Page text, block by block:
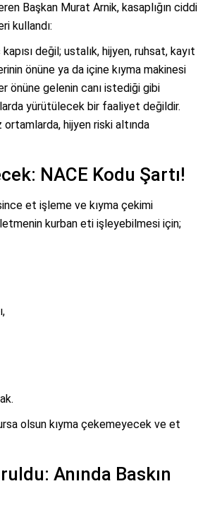
Başkan Murat Arnik, kasaplığın ciddi
kullandı:
değil; ustalık, hijyen, ruhsat, kayıt
önüne ya da içine kıyma makinesi
önüne gelenin canı istediği gibi
yürütülecek bir faaliyet değildir.
ortamlarda, hijyen riski altında
NACE Kodu Şartı!
et işleme ve kıyma çekimi
kurban eti işleyebilmesi için;
olsun kıyma çekemeyecek ve et
Anında Baskın